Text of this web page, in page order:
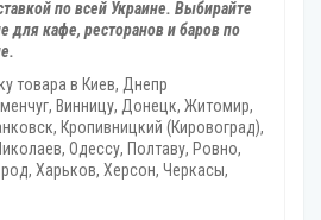
по всей Украине. Выбирайте
для кафе, ресторанов и баров по
товара в Киев, Днепр
Винницу, Донецк‎, Житомир,
Кропивницкий‎ (Кировоград),
Одессу, Полтаву, Ровно,
Харьков, Херсон‎, Черкасы,